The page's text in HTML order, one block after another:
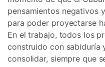
pensamientos negativos
para poder proyectarse
En el trabajo, todos los
construido con sabiduría
consolidar, siempre que